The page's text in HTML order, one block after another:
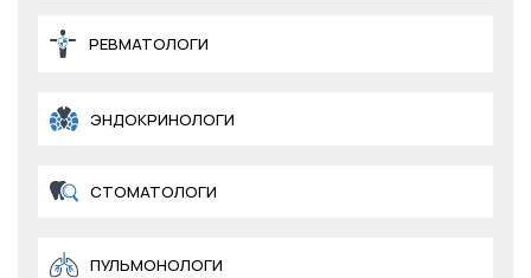
РЕВМАТОЛОГИ
ЭНДОКРИНОЛОГИ
СТОМАТОЛОГИ
ПУЛЬМОНОЛОГИ